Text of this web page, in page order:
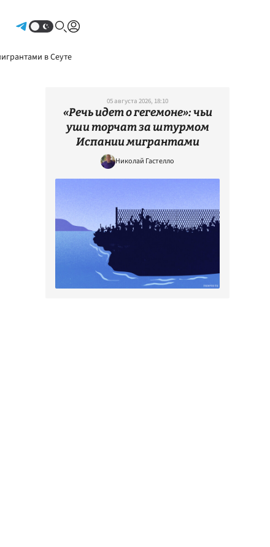
в Сеуте
05 августа 2026, 18:10
«Речь идет о гегемоне»: чьи
уши торчат за штурмом
Испании мигрантами
Николай Гастелло